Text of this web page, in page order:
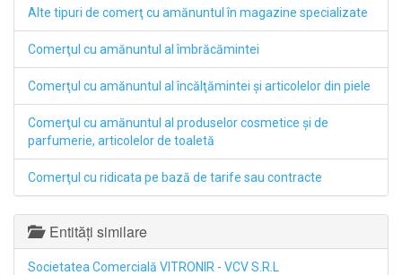
Alte tipuri de comerţ cu amănuntul în magazine specializate
Comerţul cu amănuntul al îmbrăcămintei
Comerţul cu amănuntul al încălţămintei şi articolelor din piele
Comerţul cu amănuntul al produselor cosmetice şi de
parfumerie, articolelor de toaletă
Comerţul cu ridicata pe bază de tarife sau contracte
Entități similare
Societatea Comercială VITRONIR - VCV S.R.L